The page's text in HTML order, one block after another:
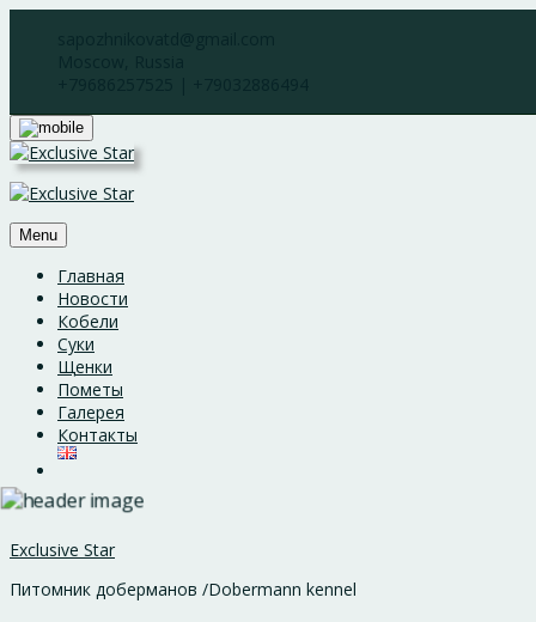
Menu
Главная
Новости
Кобели
Суки
Щенки
Пометы
Галерея
Контакты
Exclusive Star
Питомник доберманов /Dobermann kennel